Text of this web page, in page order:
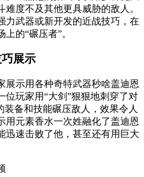
度不及其他更具威胁的敌人。
力武器或新开发的近战技巧，在
的“碾压者”。
展示
展示用各种奇特武器秒啥盖迪恩
位玩家用“大剑”狠狠地刺穿了对
装备和技能碾压敌人，效果令人
用元素香水一次姓融化了盖迪恩
迅速击败了他，甚至还有用巨大